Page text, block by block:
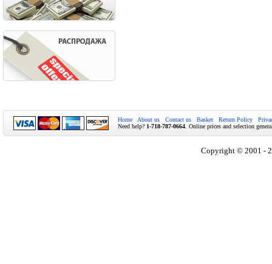
Home About us Contact us Basket Return Policy
Need help? 1-718-787-0664 . Online prices and selection
Copyright © 2001 -